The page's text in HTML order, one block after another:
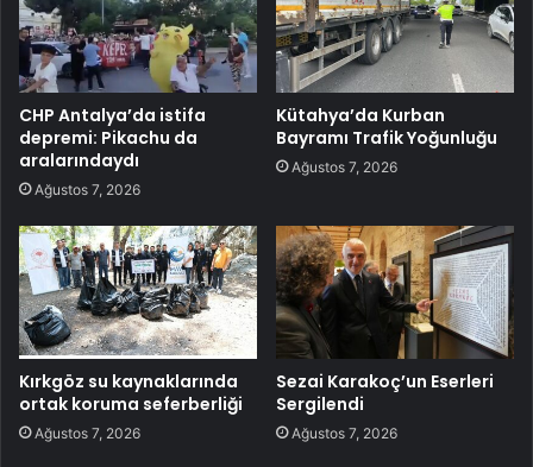
CHP Antalya’da istifa
depremi: Pikachu da
aralarındaydı
Ağustos 7, 2026
Kütahya’da Kurban
Bayramı Trafik Yoğunluğu
Ağustos 7, 2026
Kırkgöz su kaynaklarında
ortak koruma seferberliği
Ağustos 7, 2026
Sezai Karakoç’un Eserleri
Sergilendi
Ağustos 7, 2026